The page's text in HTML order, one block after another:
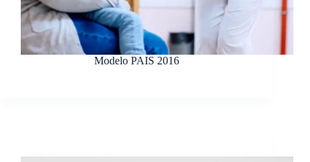
Modelo PAIS 2016